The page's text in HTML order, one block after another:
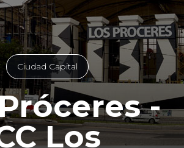
Ciudad Capital
-
Los